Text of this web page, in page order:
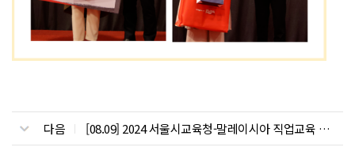
다음 [08.09] 2024 서울시교육청-말레이시아 직업교육 교류